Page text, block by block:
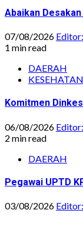
Abaikan
07/08/2026
1 min read
DAERAH
KESEHATAN
Komitmen
06/08/2026
2 min read
DAERAH
Pegawai UPTD
03/08/2026